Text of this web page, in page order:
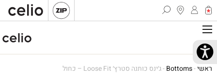
ראשי-
Bottoms
-ג׳ינס כותנה סטרץ׳ Loose Fit – כחול